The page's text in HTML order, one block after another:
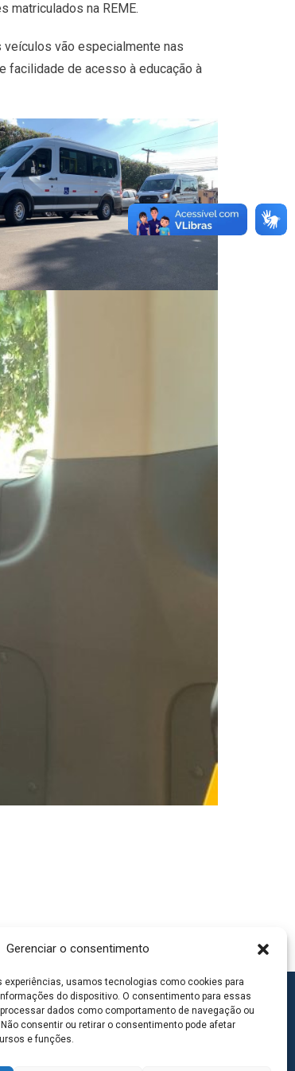
Gerenciar o consentimento
experiências, usamos tecnologias como cookies para
do dispositivo. O consentimento para essas
dados como comportamento de navegação ou
consentir ou retirar o consentimento pode afetar
e funções.
matriculados na REME.
vão especialmente nas
facilidade de acesso à educação à